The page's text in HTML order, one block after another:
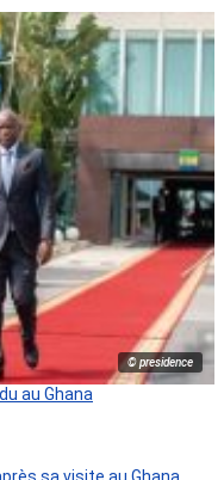
© presidence
au Ghana